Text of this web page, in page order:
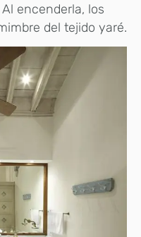
encenderla, los
del tejido yaré.